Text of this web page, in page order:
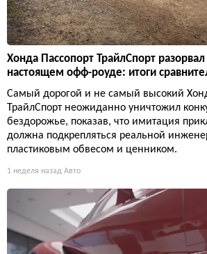
Хонда Пассопорт ТрайлСпорт
настоящем офф-роуде: итоги
Самый дорогой и не самый высокий
ТрайлСпорт неожиданно уничтожил
бездорожье, показав, что имитация
должна подкрепляться реальной
пластиковым обвесом и ценником.
1 неделя назад Авто